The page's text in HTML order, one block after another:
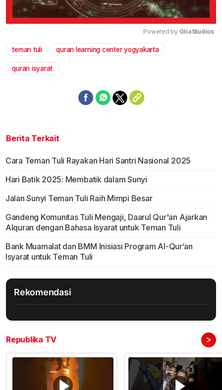
Powered by GliaStudios
teman tuli quran learning center yogyakarta
quran isyarat
Berita Terkait
Cara Teman Tuli Rayakan Hari Santri Nasional 2025
Hari Batik 2025: Membatik dalam Sunyi
Jalan Sunyi Teman Tuli Raih Mimpi Besar
Gandeng Komunitas Tuli Mengaji, Daarul Qur'an Ajarkan
Alquran dengan Bahasa Isyarat untuk Teman Tuli
Bank Muamalat dan BMM Inisiasi Program Al-Qur’an
Isyarat untuk Teman Tuli
Rekomendasi
Republika TV >